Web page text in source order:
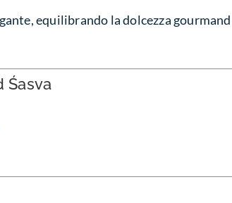
equilibrando la dolcezza gourmand
Śasva